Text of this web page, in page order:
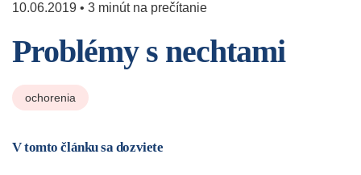
10.06.2019 • 3 minút na prečítanie
Problémy s nechtami
ochorenia
V tomto článku sa dozviete